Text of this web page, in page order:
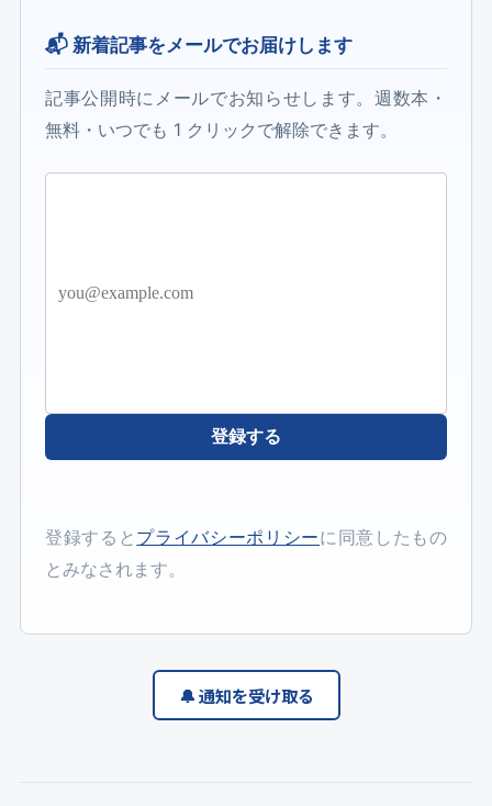
📬 新着記事をメールでお届けします
記事公開時にメールでお知らせします。週数本・
無料・いつでも 1 クリックで解除できます。
登録する
登録すると プライバシーポリシーに同意したもの
とみなされます。
🔔 通知を受け取る